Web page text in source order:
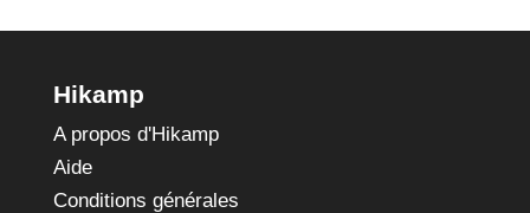
Hikamp
A propos d'Hikamp
Aide
Conditions générales